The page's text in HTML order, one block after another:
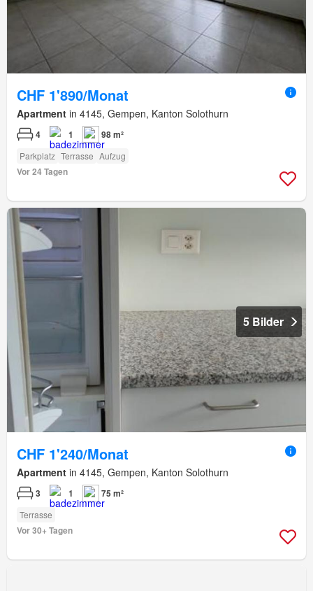
CHF 1'890/Monat
Apartment in 4145, Gempen, Kanton Solothurn
4 1 98 m²
Parkplatz Terrasse Aufzug
Vor 24 Tagen
5 Bilder
CHF 1'240/Monat
Apartment in 4145, Gempen, Kanton Solothurn
3 1 75 m²
Terrasse
Vor 30+ Tagen